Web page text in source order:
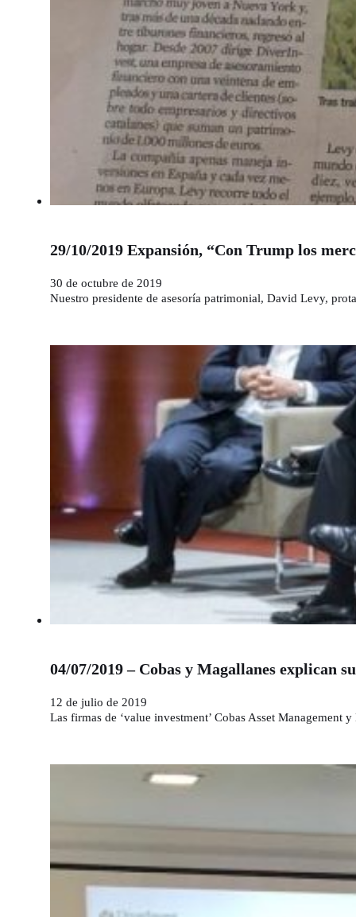
29/10/2019 Expansión, “Con Trump los
30 de octubre de 2019
Nuestro presidente de asesoría patrimonial, David Levy,
04/07/2019 – Cobas y Magallanes explican
12 de julio de 2019
Las firmas de ‘value investment’ Cobas Asset